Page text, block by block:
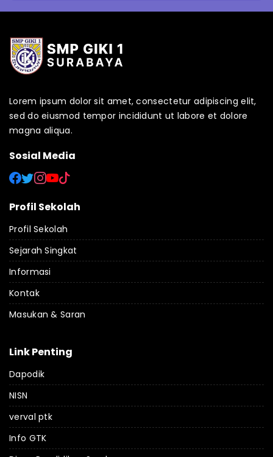
Lorem ipsum dolor sit amet, consectetur adipiscing elit,
sed do eiusmod tempor incididunt ut labore et dolore
magna aliqua.
Sosial Media
Profil Sekolah
Profil Sekolah
Sejarah Singkat
Informasi
Kontak
Masukan & Saran
Link Penting
Dapodik
NISN
verval ptk
Info GTK